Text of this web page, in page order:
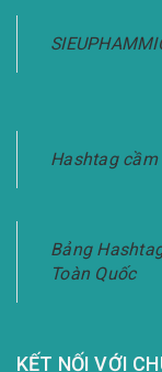
Hashtag
Bảng
Toàn Quốc
KẾT NỐI VỚI